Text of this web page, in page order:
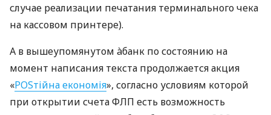
случае реализации печатания терминального чека
на кассовом принтере).
А в вышеупомянутом àбанк по состоянию на
момент написания текста продолжается акция
«POSтійна економія», согласно условиям которой
при открытии счета ФЛП есть возможность